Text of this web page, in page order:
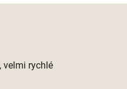
velmi rychlé